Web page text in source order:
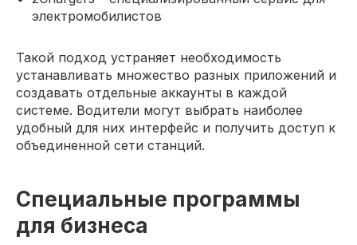
электромобилистов
Такой подход устраняет необходимость
устанавливать множество разных приложений и
создавать отдельные аккаунты в каждой
системе. Водители могут выбрать наиболее
удобный для них интерфейс и получить доступ к
объединенной сети станций.
Специальные программы
для бизнеса